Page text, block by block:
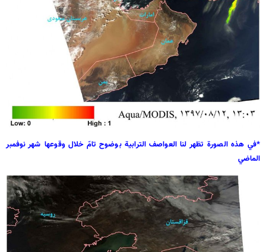
*في هذه الصورة تظهر لنا العواصف الترابية بوضوح تامّ خلال وقوعها شهر نوفمبر
الماضي